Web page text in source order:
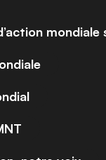
mondiale